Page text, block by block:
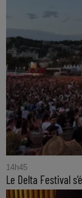
14h45
Le Delta Festival